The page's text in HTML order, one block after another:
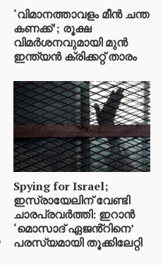
‘വിമാനത്താവളം മീന്‍ ചന്ത
കണക്ക്’; രൂക്ഷ
വിമര്‍ശനവുമായി മുന്‍
ഇന്ത്യന്‍ ക്രിക്കറ്റ് താരം
Spying for Israel;
ഇസ്രായേലിന് വേണ്ടി
ചാരപ്രവർത്തി: ഇറാൻ
‘മൊസാദ് ഏജൻ്റിനെ’
പരസ്യമായി തൂക്കിലേറ്റി